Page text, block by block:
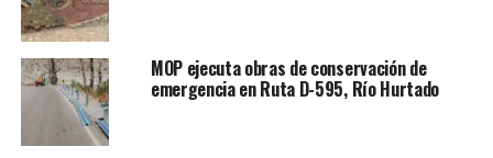
MOP ejecuta obras de conservación de
emergencia en Ruta D-595, Río Hurtado